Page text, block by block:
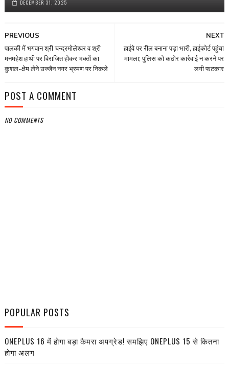
DECEMBER 31, 2025
NEXT
हाईवे पर रील बनाना पड़ा भारी, हाईकोर्ट पहुंचा
मामला; पुलिस को कठोर कार्रवाई न करने पर
लगी फटकार
PREVIOUS
पालकी में भगवान श्री चन्द्रमोलेश्वर व श्री
मनमहेश हाथी पर विराजित होकर भक्तों का
कुशल-क्षेम लेने उज्जैन नगर भ्रमण पर निकले
POST A COMMENT
NO COMMENTS
POPULAR POSTS
ONEPLUS 16 में होगा बड़ा कैमरा अपग्रेड! समझिए ONEPLUS 15 से कितना
होगा अलग